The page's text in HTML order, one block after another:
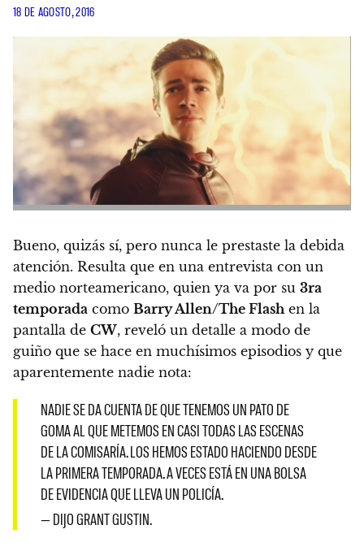
18 DE AGOSTO, 2016
Bueno, quizás sí, pero nunca le prestaste la debida
atención. Resulta que en una entrevista con un
medio norteamericano, quien ya va por su 3ra
temporada como Barry Allen/The Flashen la
pantalla de CW, reveló un detalle a modo de
guiño que se hace en muchísimos episodios y que
aparentemente nadie nota:
NADIE SE DA CUENTA DE QUE TENEMOS UN PATO DE
GOMA AL QUE METEMOS EN CASI TODAS LAS ESCENAS
DE LA COMISARÍA. LOS HEMOS ESTADO HACIENDO DESDE
LA PRIMERA TEMPORADA. A VECES ESTÁ EN UNA BOLSA
DE EVIDENCIA QUE LLEVA UN POLICÍA.
— DIJO GRANT GUSTIN.